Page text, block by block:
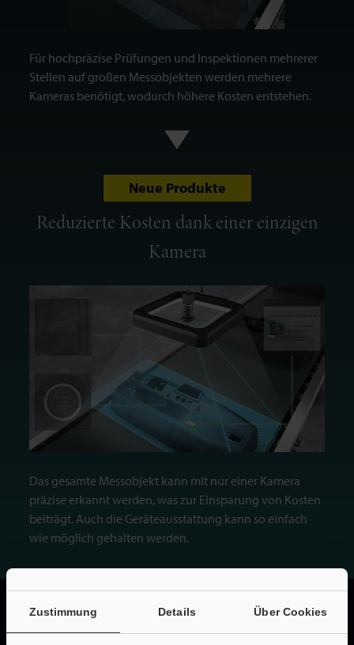
Zustimmung Details Über Cookies
Für hochpräzise Prüfungen und Inspektionen mehrerer
Stellen auf großen Messobjekten werden mehrere
Kameras benötigt, wodurch höhere Kosten entstehen.
Neue Produkte
Reduzierte Kosten dank einer einzigen
Kamera
Das gesamte Messobjekt kann mit nur einer Kamera
präzise erkannt werden, was zur Einsparung von Kosten
beiträgt. Auch die Geräteausstattung kann so einfach
wie möglich gehalten werden.
Broschüre herunterladen